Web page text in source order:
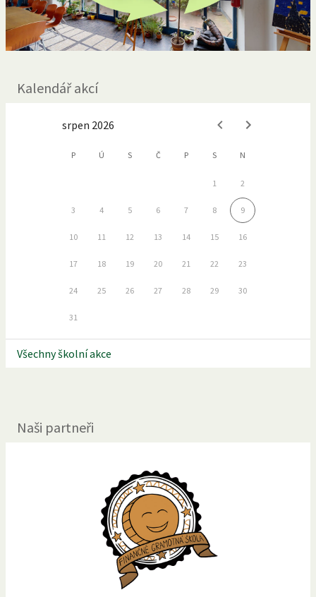
Kalendář akcí
srpen 2026
P Ú S Č P S N
1 2
3 4 5 6 7 8 9
10 11 12 13 14 15 16
17 18 19 20 21 22 23
24 25 26 27 28 29 30
31
Všechny školní akce
Naši partneři